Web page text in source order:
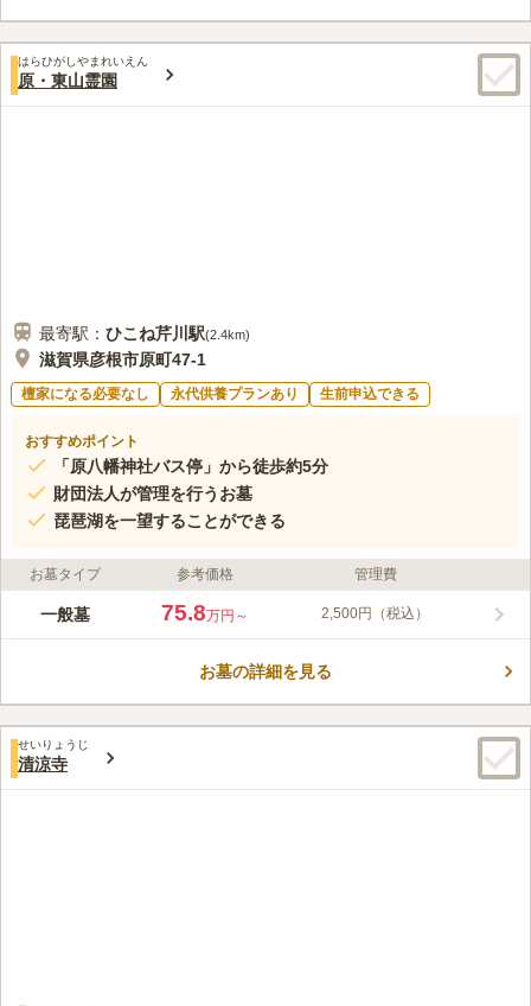
はらひがしやまれいえん
原・東山霊園
最寄駅： ひこね芹川駅(2.4km)
滋賀県彦根市原町47-1
檀家になる必要なし 永代供養プランあり 生前申込できる
おすすめポイント
「原八幡神社バス停」から徒歩約5分
財団法人が管理を行うお墓
琵琶湖を一望することができる
お墓タイプ 参考価格 管理費
一般墓 75.8万円～ 2,500円（税込）
お墓の詳細を見る
せいりょうじ
清涼寺